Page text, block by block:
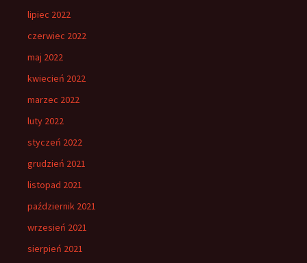
lipiec 2022
czerwiec 2022
maj 2022
kwiecień 2022
marzec 2022
luty 2022
styczeń 2022
grudzień 2021
listopad 2021
październik 2021
wrzesień 2021
sierpień 2021